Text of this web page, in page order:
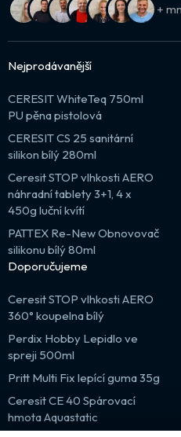
+
Nejprodávanější
CERESIT WhiteTeq 750ml
PU pěna pistolová
CERESIT CS 25 sanitární
silikon bílý 280ml
Ceresit STOP vlhkosti AERO
náhradní tablety 3+1, 4 x
450g luční kvítí
PATTEX Re-New Obnovovač
silikonu bílý 80ml
Doporučujeme
Ceresit STOP vlhkosti AERO
360° koupelna bílý
Perdix Hobby Lepidlo ve
spreji 500ml
Pritt Multi Fix lepící guma 35g
Ceresit CE 40 Spárovací
hmota Aquastatic